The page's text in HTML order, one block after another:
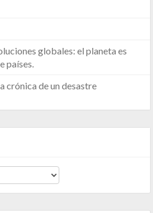
globales: el planeta es
países.
crónica de un desastre